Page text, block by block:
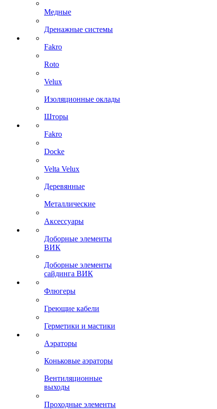
Медные
Дренажные системы
Fakro
Roto
Velux
Изоляционные оклады
Шторы
Fakro
Docke
Velta Velux
Деревянные
Металлические
Аксессуары
Доборные элементы
ВИК
Доборные элементы
сайдинга ВИК
Флюгеры
Греющие кабели
Герметики и мастики
Аэраторы
Коньковые аэраторы
Вентиляционные
выходы
Проходные элементы